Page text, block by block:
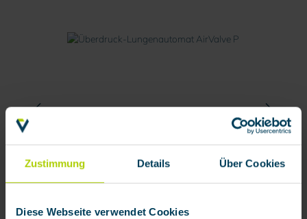
Zustimmung Details Über Cookies
Diese Webseite verwendet Cookies
Bildergalerie überspringen